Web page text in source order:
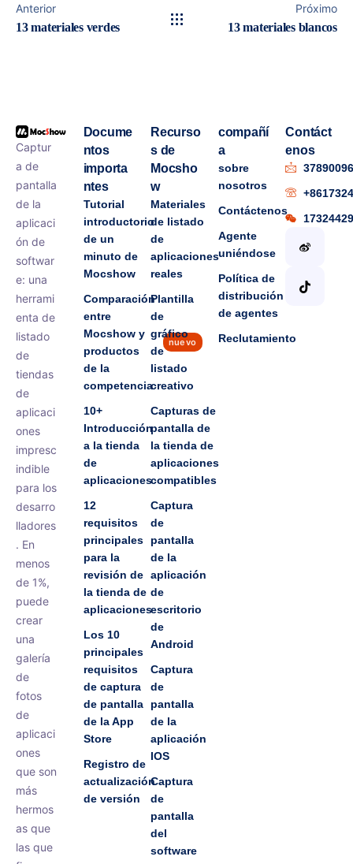
Anterior
13 materiales verdes
Próximo
13 materiales blancos
Captur
a de
pantalla
de la
aplicaci
ón de
softwar
e: una
herrami
enta de
listado
de
tiendas
de
aplicaci
ones
impresc
indible
para los
desarro
lladores
. En
menos
de 1%,
puede
crear
una
galería
de
fotos
de
aplicaci
ones
que son
más
hermos
as que
las que
Docume
ntos
importa
ntes
Tutorial
introductorio
de un
minuto de
Mocshow
Comparación
entre
Mocshow y
productos
de la
competencia
nuevo
10+
Introducción
a la tienda
de
aplicaciones
12
requisitos
principales
para la
revisión de
la tienda de
aplicaciones
Los 10
principales
requisitos
de captura
de pantalla
de la App
Store
Registro de
actualización
de versión
Recurso
s de
Mocsho
w
Materiales
de listado
de
aplicaciones
reales
Plantilla
de
gráfico
de
listado
creativo
Capturas de
pantalla de
la tienda de
aplicaciones
compatibles
Captura
de
pantalla
de la
aplicación
de
escritorio
de
Android
Captura
de
pantalla
de la
aplicación
IOS
Captura
de
pantalla
del
software
compañí
a
sobre
nosotros
Contáctenos
Agente
uniéndose
Política de
distribución
de agentes
Reclutamiento
Contáct
enos